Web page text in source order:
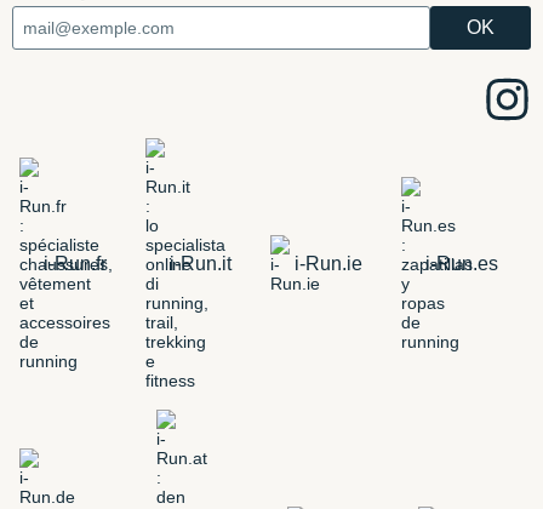
i-Run.fr i-Run.it i-Run.ie i-Run.es